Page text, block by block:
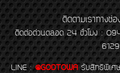
ติดตามเราทางช่อ
ติดต่อด่วนตลอด 24 ชั่วโมง :
6129
LINE : @GODTOWA รับสิทธิพิเศษ